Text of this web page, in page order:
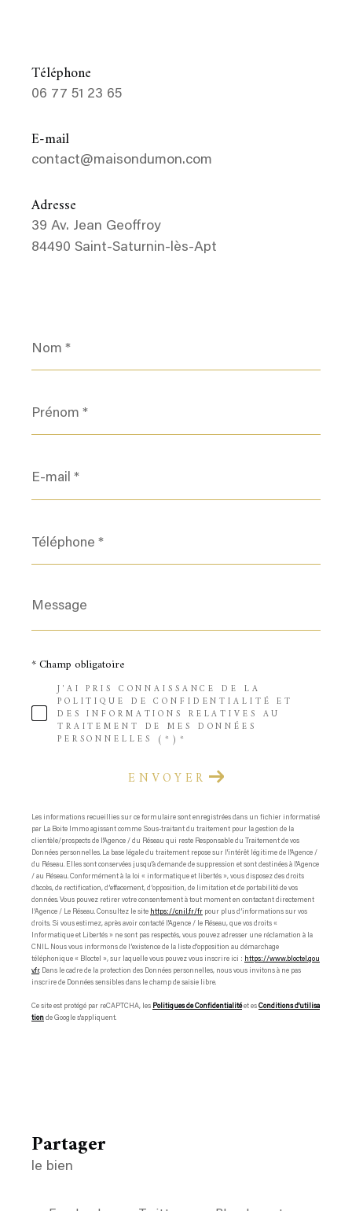
Téléphone
06 77 51 23 65
E-mail
contact@maisondumon.com
Adresse
39 Av. Jean Geoffroy
84490 Saint-Saturnin-lès-Apt
*
*
mail
*
*
*
J'AI PRIS CONNAISSANCE DE LA
POLITIQUE DE CONFIDENTIALITÉ ET
DES INFORMATIONS RELATIVES AU
TRAITEMENT DE MES DONNÉES
PERSONNELLES (*)*
* Champ obligatoire
ENVOYER
Les informations recueillies sur ce formulaire sont enregistrées dans un fichier informatisé
par La Boite Immo agissant comme Sous-traitant du traitement pour la gestion de la
clientèle/prospects de l'Agence / du Réseau qui reste Responsable du Traitement de vos
Données personnelles. La base légale du traitement repose sur l'intérêt légitime de l'Agence /
du Réseau. Elles sont conservées jusqu'à demande de suppression et sont destinées à l'Agence
/ au Réseau. Conformément à la loi « informatique et libertés », vous disposez des droits
d’accès, de rectification, d’effacement, d’opposition, de limitation et de portabilité de vos
données. Vous pouvez retirer votre consentement à tout moment en contactant directement
l’Agence / Le Réseau. Consultez le site https://cnil.fr/fr pour plus d’informations sur vos
droits. Si vous estimez, après avoir contacté l'Agence / le Réseau, que vos droits «
Informatique et Libertés » ne sont pas respectés, vous pouvez adresser une réclamation à la
CNIL. Nous vous informons de l’existence de la liste d'opposition au démarchage
téléphonique « Bloctel », sur laquelle vous pouvez vous inscrire ici : https://www.bloctel.gou
v.fr. Dans le cadre de la protection des Données personnelles, nous vous invitons à ne pas
inscrire de Données sensibles dans le champ de saisie libre.
Ce site est protégé par reCAPTCHA, les Politiques de Confidentialitéet es Conditions d'utilisa
tion de Google s'appliquent.
partager
le bien